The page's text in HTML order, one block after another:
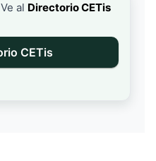
al Directorio CETis
CETis